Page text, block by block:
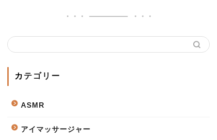
カテゴリー
ASMR
アイマッサージャー